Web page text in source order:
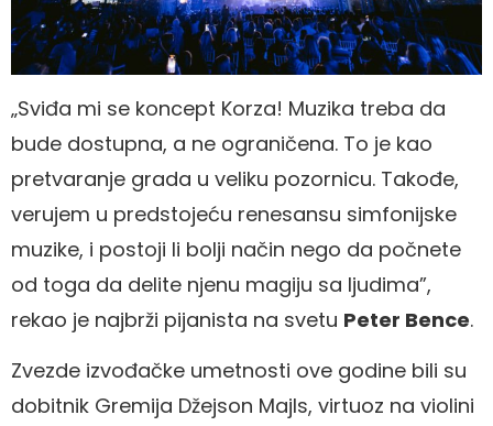
„Sviđa mi se koncept Korza! Muzika treba da
bude dostupna, a ne ograničena. To je kao
pretvaranje grada u veliku pozornicu. Takođe,
verujem u predstojeću renesansu simfonijske
muzike, i postoji li bolji način nego da počnete
od toga da delite njenu magiju sa ljudima”,
rekao je najbrži pijanista na svetu Peter Bence.
Zvezde izvođačke umetnosti ove godine bili su
dobitnik Gremija Džejson Majls, virtuoz na violini